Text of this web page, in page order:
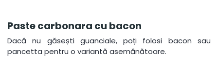
Paste carbonara cu bacon
Dacă nu găsești guanciale, poți folosi bacon sau
pancetta pentru o variantă asemănătoare.